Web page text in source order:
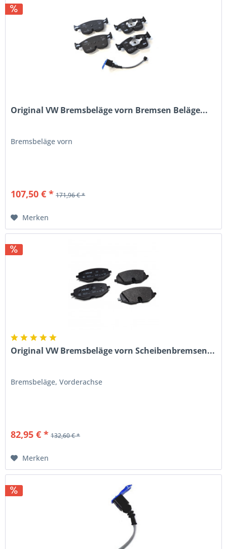
Original VW Bremsbeläge vorn Bremsen Beläge...
Bremsbeläge vorn
107,50 € * 171,96 € *
Merken
Original VW Bremsbeläge vorn Scheibenbremsen...
Bremsbeläge, Vorderachse
82,95 € * 132,60 € *
Merken